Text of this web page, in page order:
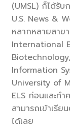
(UMSL) ก็ได้รับ
U.S. News &
หลากหลายสา
International
Information
University of
ELS ก่อนและท
สามารถเข้าเรี
ได้เลย